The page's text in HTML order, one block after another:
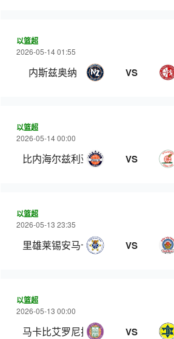
以篮超
2026-05-14 01:55
内斯兹奥纳 VS
以篮超
2026-05-14 00:00
比内海尔兹利亚 VS
以篮超
2026-05-13 23:35
里雄莱锡安马卡比 VS
以篮超
2026-05-13 00:00
马卡比艾罗尼拉马特甘 VS